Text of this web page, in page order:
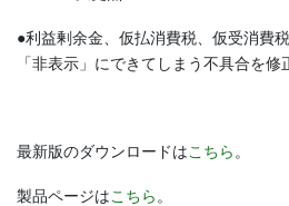
●利益剰余金、仮払消費税、仮受消費
「非表示」にできてしまう不具合を修
最新版のダウンロードはこちら 。
製品ページはこちら 。